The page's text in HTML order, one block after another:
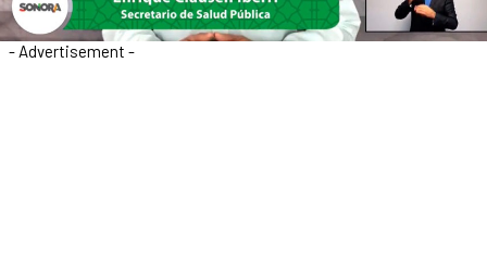
- Advertisement -